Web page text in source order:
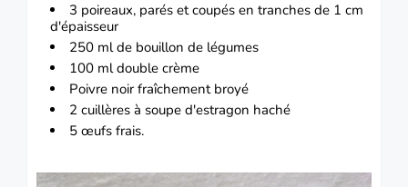
3 poireaux, parés et coupés en tranches de 1 cm
d'épaisseur
250 ml de bouillon de légumes
100 ml double crème
Poivre noir fraîchement broyé
2 cuillères à soupe d'estragon haché
5 œufs frais.